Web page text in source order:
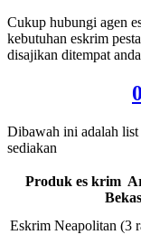
Cukup hubungi agen
kebutuhan eskrim
disajikan ditempat
Dibawah ini adalah list
sediakan
Produk es krim
Eskrim Neapolitan (3